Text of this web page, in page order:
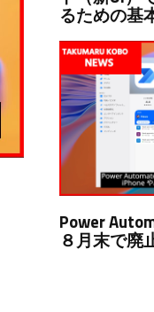
るための基
Power
８月末で廃